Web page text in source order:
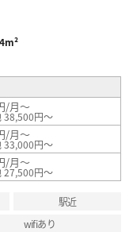
/月～
38,500円～
/月～
33,000円～
/月～
27,500円～
駅近
wifiあり